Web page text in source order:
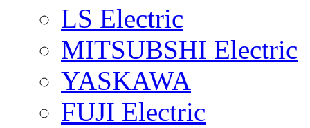
LS Electric
MITSUBSHI Electric
YASKAWA
FUJI Electric